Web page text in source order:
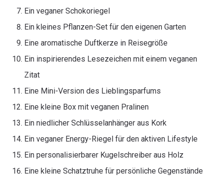
Ein veganer Schokoriegel
Ein kleines Pflanzen-Set für den eigenen Garten
Eine aromatische Duftkerze in Reisegröße
Ein inspirierendes Lesezeichen mit einem veganen
Zitat
Eine Mini-Version des Lieblingsparfums
Eine kleine Box mit veganen Pralinen
Ein niedlicher Schlüsselanhänger aus Kork
Ein veganer Energy-Riegel für den aktiven Lifestyle
Ein personalisierbarer Kugelschreiber aus Holz
Eine kleine Schatztruhe für persönliche Gegenstände